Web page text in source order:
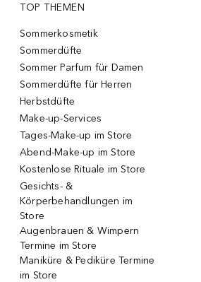
TOP THEMEN
Sommerkosmetik
Sommerdüfte
Sommer Parfum für Damen
Sommerdüfte für Herren
Herbstdüfte
Make-up-Services
Tages-Make-up im Store
Abend-Make-up im Store
Kostenlose Rituale im Store
Gesichts- &
Körperbehandlungen im
Store
Augenbrauen & Wimpern
Termine im Store
Maniküre & Pediküre Termine
im Store